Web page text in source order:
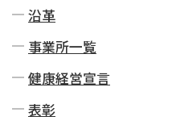
沿革
事業所一覧
健康経営宣言
表彰